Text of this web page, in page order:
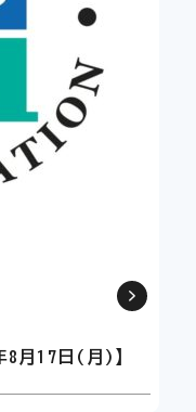
8月17日(月)】
知らせ
日(土)～2026年8月
スクール講座開講中
フ・ユーでは、国
イセンススクール」
」や映像配信を
用意しております。